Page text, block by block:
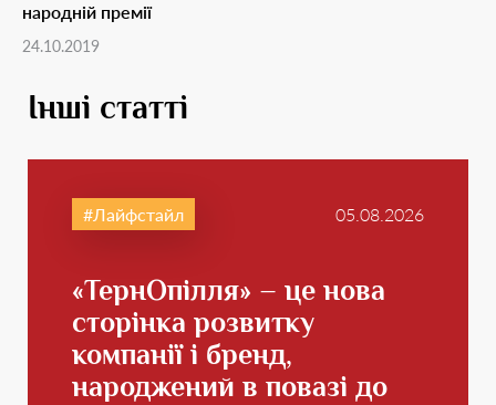
народній премії
24.10.2019
Інші статті
Лайфстайл 05.08.2026
«ТернОпілля» – це нова
сторінка розвитку
компанії і бренд,
народжений в повазі до